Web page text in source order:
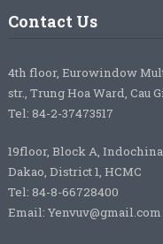
Contact Us
4th floor, Eurowindow
str., Trung Hoa Ward, Cau
Tel: 84-2-37473517
19floor, Block A,
Dakao, District 1, HCMC
Tel: 84-8-66728400
Email: Yenvuv@gmail.com